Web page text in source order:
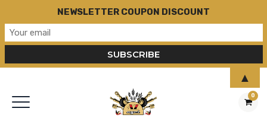
0
NEWSLETTER COUPON DISCOUNT
▲